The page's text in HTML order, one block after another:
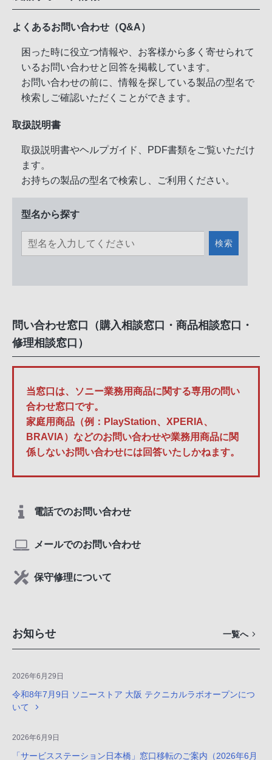
よくあるお問い合わせ（Q&A）
困った時に役立つ情報や、お客様から多く寄せられて
いるお問い合わせと回答を掲載しています。
お問い合わせの前に、情報を探している製品の型名で
検索しご確認いただくことができます。
取扱説明書
取扱説明書やヘルプガイド、PDF書類をご覧いただけ
ます。
お持ちの製品の型名で検索し、ご利用ください。
型名から探す
検索
問い合わせ窓口（購入相談窓口・商品相談窓口・
修理相談窓口）
当窓口は、ソニー業務用商品に関する専用の問い
合わせ窓口です。
家庭用商品（例：PlayStation、XPERIA、
BRAVIA）などのお問い合わせや業務用商品に関
係しないお問い合わせには回答いたしかねます。
電話でのお問い合わせ
メールでのお問い合わせ
保守修理について
お知らせ 一覧へ
2026年6月29日
令和8年7月9日 ソニーストア 大阪 テクニカルラボオープンにつ
いて
2026年6月9日
「サービスステーション日本橋」窓口移転のご案内（2026年6月